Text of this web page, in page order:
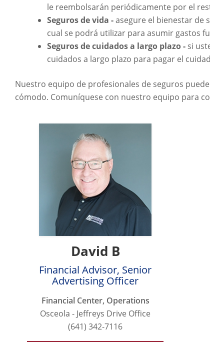
le reembolsarán periódicamente por el
Seguros de vida -asegure el bienestar de
cual se podrá utilizar para asumir gastos
Seguros de cuidados a largo plazo - si
cuidados a largo plazo para pagar el
Nuestro equipo de profesionales de seguros
cómodo. Comuníquese con nuestro equipo para
David B
Financial Advisor, Senior
Advertising Officer
Financial Center, Operations
Osceola - Jeffreys Drive Office
(641) 342-7116